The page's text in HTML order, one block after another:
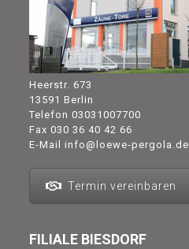
Heerstr. 673
13591 Berlin
Telefon 03031007700
Fax 030 36 40 42 66
E-Mail info@loewe-pergola.de
Termin vereinbaren
FILIALE BIESDORF